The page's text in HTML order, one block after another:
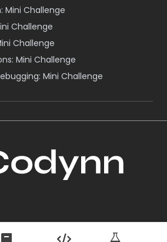
Mini Challenge
Challenge
Challenge
Mini Challenge
Mini Challenge